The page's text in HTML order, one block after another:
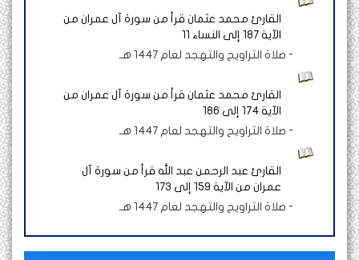
القارئ محمد عثمان قرأ من سورة آل عمران من
صلاة التراويح والتهجد لعام 1447 هـ
القارئ محمد عثمان قرأ من سورة آل عمران من
صلاة التراويح والتهجد لعام 1447 هـ
القارئ عبد الرحمن عبد الله قرأ من سورة آل
عمران من الآية 159 إلى 173
صلاة التراويح والتهجد لعام 1447 هـ